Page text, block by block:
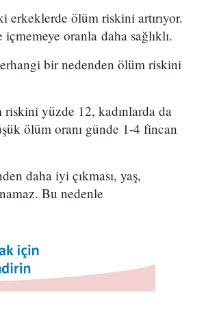
erkeklerde ölüm riskini artırıyor.
oranla daha sağlıklı.
bir nedenden ölüm riskini
yüzde 12, kadınlarda da
ölüm oranı günde 1-4 fincan
daha iyi çıkması, yaş,
Bu nedenle